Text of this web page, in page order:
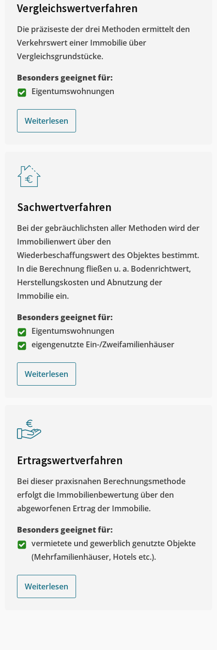
Vergleichswertverfahren
Die präziseste der drei Methoden ermittelt den
Verkehrswert einer Immobilie über
Vergleichsgrundstücke.
Besonders geeignet für:
Eigentumswohnungen
Weiterlesen
Sachwertverfahren
Bei der gebräuchlichsten aller Methoden wird der
Immobilienwert über den
Wiederbeschaffungswert des Objektes bestimmt.
In die Berechnung fließen u. a. Bodenrichtwert,
Herstellungskosten und Abnutzung der
Immobilie ein.
Besonders geeignet für:
Eigentumswohnungen
eigengenutzte Ein-/Zweifamilienhäuser
Weiterlesen
Ertragswertverfahren
Bei dieser praxisnahen Berechnungsmethode
erfolgt die Immobilienbewertung über den
abgeworfenen Ertrag der Immobilie.
Besonders geeignet für:
vermietete und gewerblich genutzte Objekte
(Mehrfamilienhäuser, Hotels etc.).
Weiterlesen